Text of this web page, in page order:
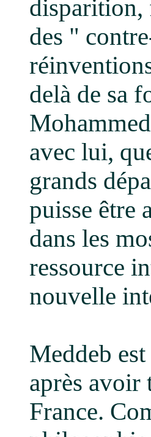
disparition,
des "
delà de sa
avec lui,
grands
puisse être
dans les
ressource
nouvelle
Meddeb
après avoir
France.